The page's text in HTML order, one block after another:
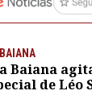
Baiana
de Léo